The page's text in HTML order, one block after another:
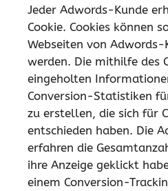
Jeder Adwords-Kunde
Cookie. Cookies können
Webseiten von
werden. Die mithilfe des
eingeholten
Conversion-Statistiken
zu erstellen, die sich für
entschieden haben. Die
erfahren die
ihre Anzeige geklickt
einem Conversion-